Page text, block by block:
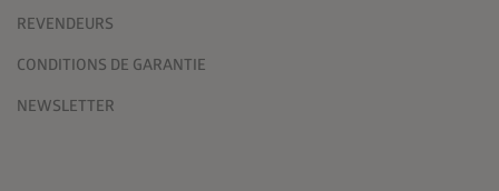
REVENDEURS
CONDITIONS DE GARANTIE
NEWSLETTER